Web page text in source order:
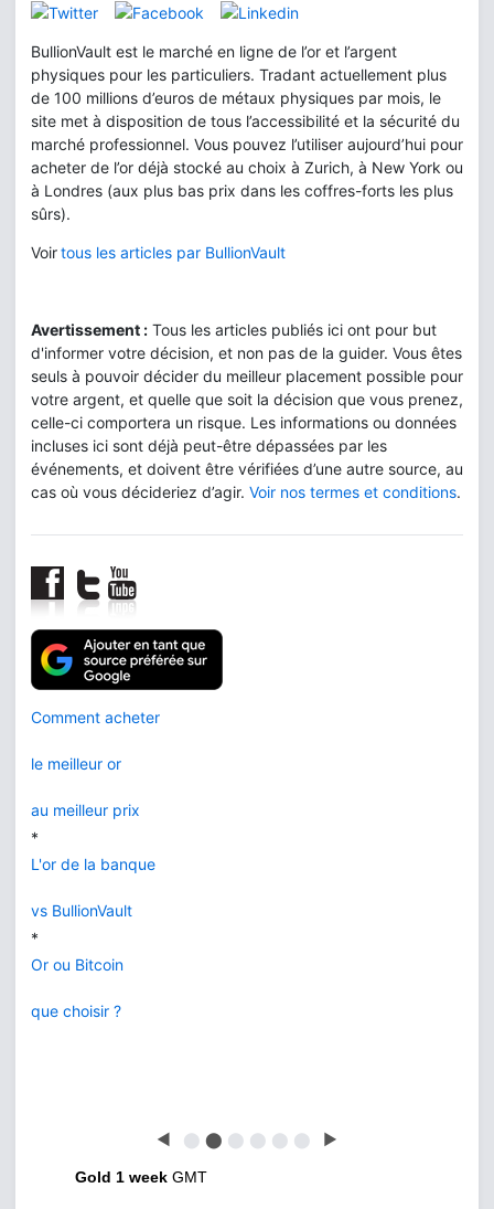
BullionVault est le marché en ligne de l’or et l’argent
physiques pour les particuliers. Tradant actuellement plus
de 100 millions d’euros de métaux physiques par mois, le
site met à disposition de tous l’accessibilité et la sécurité du
marché professionnel. Vous pouvez l’utiliser aujourd’hui pour
acheter de l’or déjà stocké au choix à Zurich, à New York ou
à Londres (aux plus bas prix dans les coffres-forts les plus
sûrs).
Voirtous les articles par BullionVault
Avertissement : Tous les articles publiés ici ont pour but
d'informer votre décision, et non pas de la guider. Vous êtes
seuls à pouvoir décider du meilleur placement possible pour
votre argent, et quelle que soit la décision que vous prenez,
celle-ci comportera un risque. Les informations ou données
incluses ici sont déjà peut-être dépassées par les
événements, et doivent être vérifiées d’une autre source, au
cas où vous décideriez d’agir. Voir nos termes et conditions.
Comment acheter
le meilleur or
au meilleur prix
*
L'or de la banque
vs BullionVault
*
Or ou Bitcoin
que choisir ?
◀ ⬤ ⬤ ⬤ ⬤ ⬤ ⬤ ▶
Gold 1 week GMT